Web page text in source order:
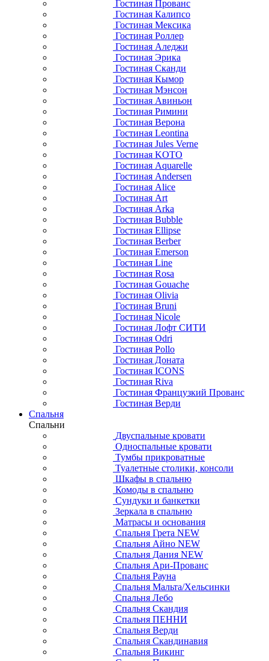
Гостиная Прованс
Гостиная Калипсо
Гостиная Мексика
Гостиная Роллер
Гостиная Аледжи
Гостиная Эрика
Гостиная Сканди
Гостиная Кымор
Гостиная Мэнсон
Гостиная Авиньон
Гостиная Римини
Гостиная Верона
Гостиная Leontina
Гостиная Jules Verne
Гостиная KOTO
Гостиная Aquarelle
Гостиная Andersen
Гостиная Alice
Гостиная Art
Гостиная Arka
Гостиная Bubble
Гостиная Ellipse
Гостиная Berber
Гостиная Emerson
Гостиная Line
Гостиная Rosa
Гостиная Gouache
Гостиная Olivia
Гостиная Bruni
Гостиная Nicole
Гостиная Лофт СИТИ
Гостиная Odri
Гостиная Pollo
Гостиная Доната
Гостиная ICONS
Гостиная Riva
Гостиная Французкий Прованс
Гостиная Верди
Спальня
Спальни
Двуспальные кровати
Односпальные кровати
Тумбы прикроватные
Туалетные столики, консоли
Шкафы в спальню
Комоды в спальню
Сундуки и банкетки
Зеркала в спальню
Матрасы и основания
Спальня Грета NEW
Спальня Айно NEW
Спальня Дания NEW
Спальня Ари-Прованс
Спальня Рауна
Спальня Мальта/Хельсинки
Спальня Лебо
Спальня Скандия
Спальня ПЕННИ
Спальня Верди
Спальня Скандинавия
Спальня Викинг